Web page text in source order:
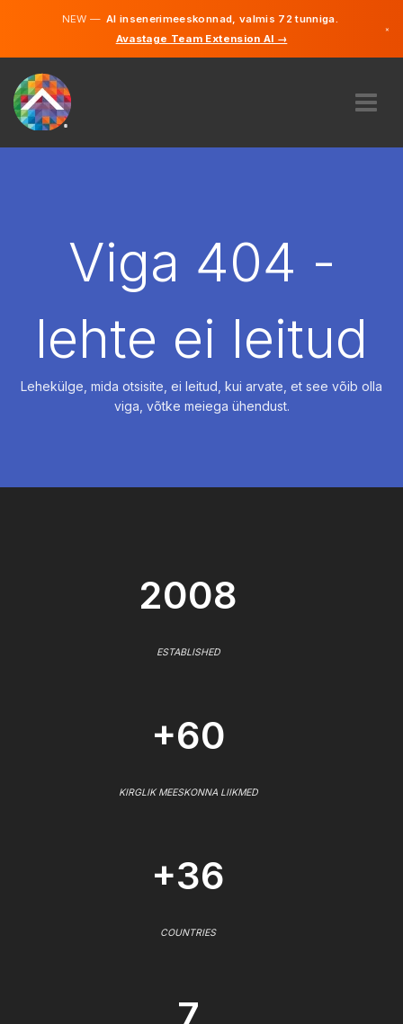
NEW —AI insenerimeeskonnad, valmis 72 tunniga.
Avastage Team Extension AI →
×
PALKAMAViga 404 -
lehte ei leitud
Lehekülge, mida otsisite, ei leitud, kui arvate, et see võib olla
viga, võtke meiega ühendust.
2008
ESTABLISHED
+60
KIRGLIK MEESKONNA LIIKMED
+36
COUNTRIES